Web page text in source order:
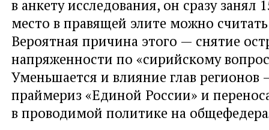
в анкету исследования, он сразу занял
место в правящей элите можно
Вероятная причина этого — снятие
напряженности по «сирийскому
Уменьшается и влияние глав регионов
праймериз «Единой России» и
в проводимой политике на